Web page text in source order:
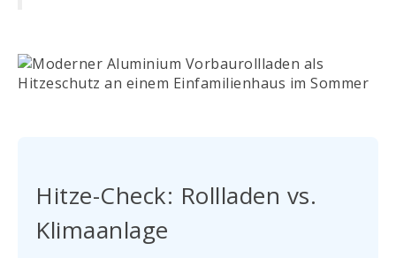
Hitze-Check: Rollladen vs.
Klimaanlage